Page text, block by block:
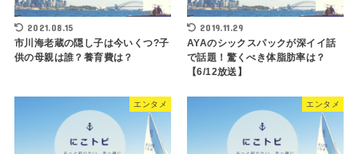
2021.08.15
市川海老蔵の隠し子は今いくつ?子
供の母親は誰？養育費は？
2019.11.29
AYAのシックスパックが深イイ話
で話題！驚くべき体脂肪率は？
【6/12放送】
エンタメ エンタメ